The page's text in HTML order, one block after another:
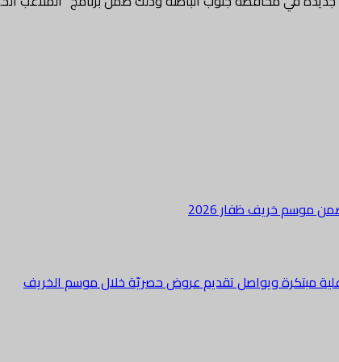
موسم خريف ظفار 2026
مبتكرة ويواصل تقديم عروض حصريّة خلال موسم الخريف